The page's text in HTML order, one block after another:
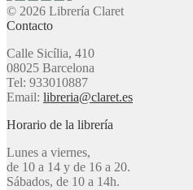
© 2026 Librería Claret
Contacto
Calle Sicília, 410
08025 Barcelona
Tel: 933010887
Email: libreria@claret.es
Horario de la librería
Lunes a viernes,
de 10 a 14 y de 16 a 20.
Sábados, de 10 a 14h.